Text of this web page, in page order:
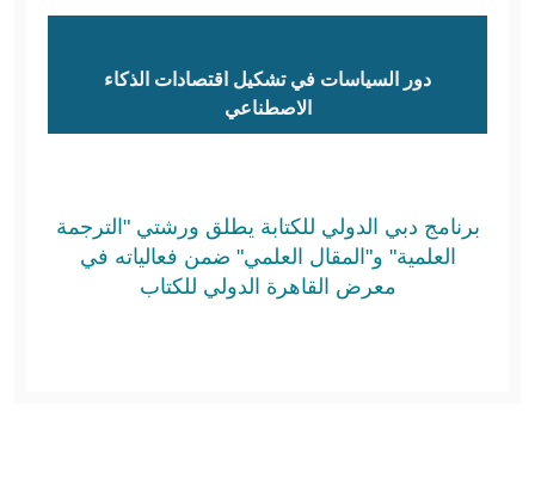
دور السياسات في تشكيل اقتصادات الذكاء
الاصطناعي
برنامج دبي الدولي للكتابة يطلق ورشتي "الترجمة
العلمية" و"المقال العلمي" ضمن فعالياته في
معرض القاهرة الدولي للكتاب